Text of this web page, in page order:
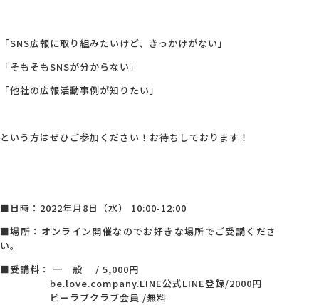
「SNS広報に取り組みたいけど、きっかけがない」
「そもそもSNSが分からない」
「他社の広報活動事例が知りたい」
という方はぜひご参加ください！お待ちしております！
■日時：2022年月8日（水） 10:00-12:00
■場所：オンライン開催なのでお好きな場所でご受講くださ
い。
■受講料： 一 般 / 5,000円
be.love.company.LINE公式LINE登録/2000円
ビーラブクラブ会員 /無料